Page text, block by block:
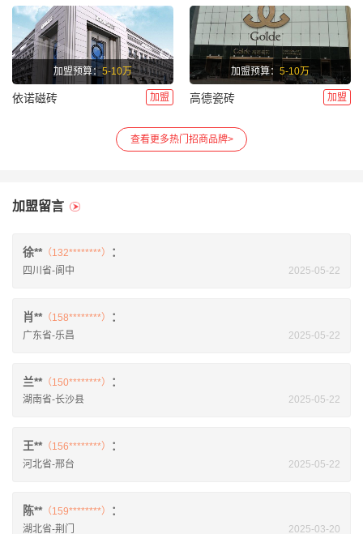
加盟预算：5-10万
依诺磁砖 加盟
加盟预算：5-10万
高德瓷砖 加盟
查看更多热门招商品牌>
加盟留言
徐**（132********） ：
四川省-阆中 2025-05-22
肖**（158********） ：
广东省-乐昌 2025-05-22
兰**（150********） ：
湖南省-长沙县 2025-05-22
王**（156********） ：
河北省-邢台 2025-05-22
陈**（159********） ：
湖北省-荆门 2025-03-20